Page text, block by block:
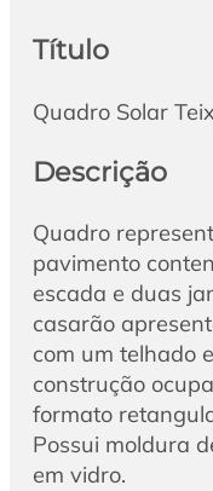
Título
Quadro Solar
Descrição
Quadro
pavimento
escada e duas
casarão
com um telhado
construção
formato
Possui moldura
em vidro.